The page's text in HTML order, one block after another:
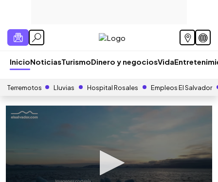
InicioNoticiasTurismoDinero y negociosVida
Terremotos Lluvias Hospital Rosales Empleos El Salvador